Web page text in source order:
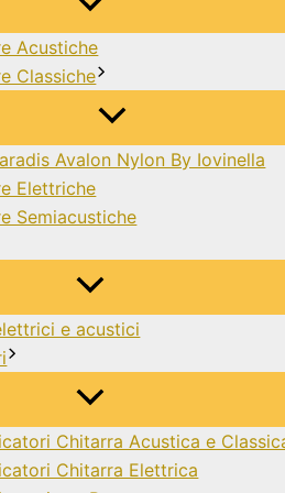
Acustiche
Classiche
Avalon Nylon By Iovinella
Elettriche
Semiacustiche
e acustici
Chitarra Acustica e
Chitarra Elettrica